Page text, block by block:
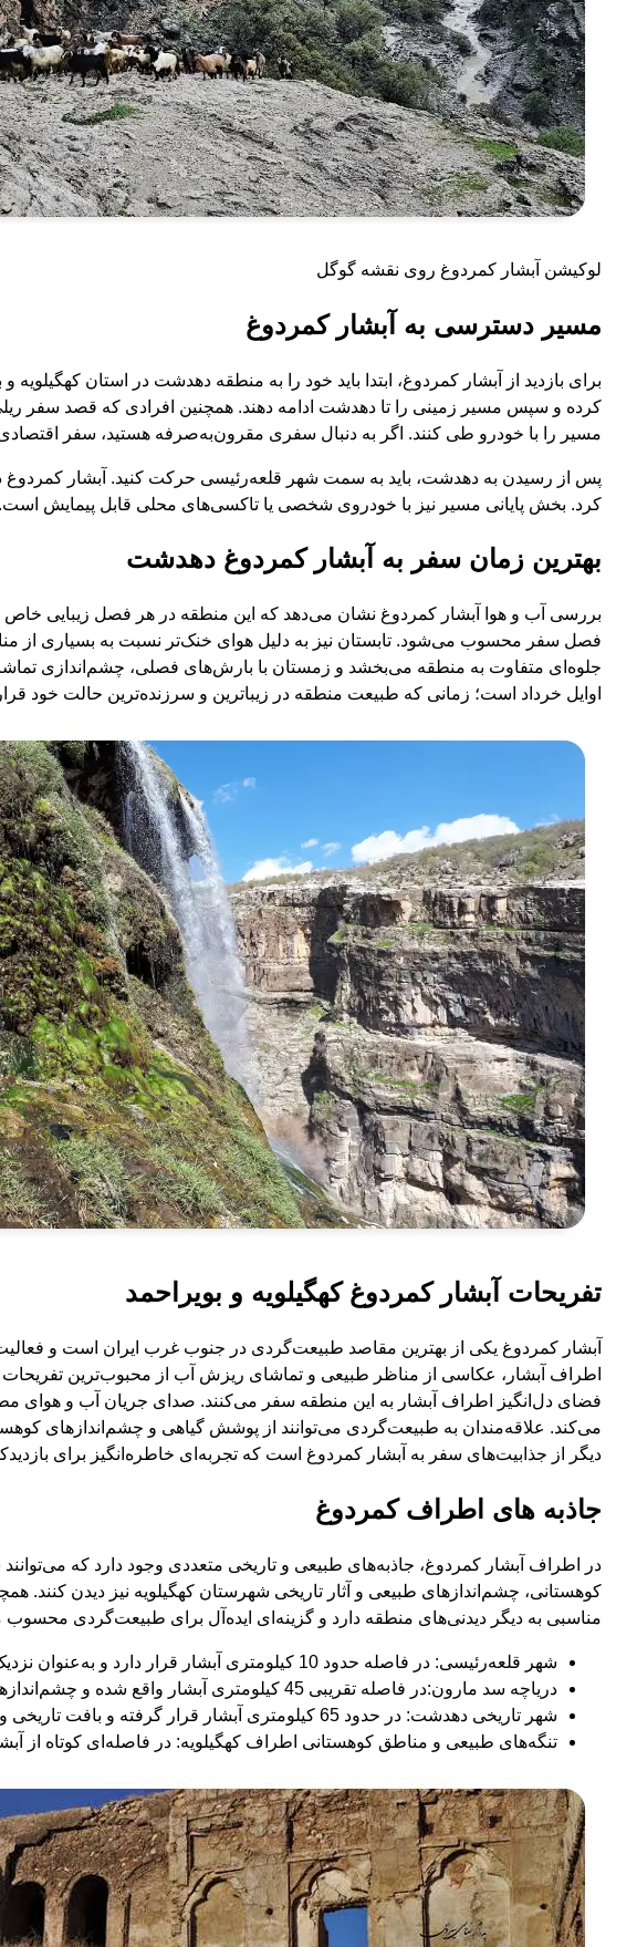
لوکیشن آبشار کمردوغ روی نقشه گوگل
مسیر دسترسی به آبشار کمردوغ
برای بازدید از آبشار کمردوغ، ابتدا باید خود را به منطقه دهدشت در استان کهگیلویه و
کرده و سپس مسیر زمینی را تا دهدشت ادامه دهند. همچنین افرادی که قصد سفر ریلی
مسیر را با خودرو طی کنند. اگر به دنبال سفری مقرون‌به‌صرفه هستید، سفر اقتصادی
پس از رسیدن به دهدشت، باید به سمت شهر قلعه‌رئیسی حرکت کنید. آبشار کمردوغ
کرد. بخش پایانی مسیر نیز با خودروی شخصی یا تاکسی‌های محلی قابل پیمایش است.
بهترین زمان سفر به آبشار کمردوغ دهدشت
بررسی آب و هوا آبشار کمردوغ نشان می‌دهد که این منطقه در هر فصل زیبایی
فصل سفر محسوب می‌شود. تابستان نیز به دلیل هوای خنک‌تر نسبت به بسیاری از
جلوه‌ای متفاوت به منطقه می‌بخشد و زمستان با بارش‌های فصلی، چشم‌اندازی
اوایل خرداد است؛ زمانی که طبیعت منطقه در زیباترین و سرزنده‌ترین حالت خود
تفریحات آبشار کمردوغ کهگیلویه و بویراحمد
آبشار کمردوغ یکی از بهترین مقاصد طبیعت‌گردی در جنوب غرب ایران است و
اطراف آبشار، عکاسی از مناظر طبیعی و تماشای ریزش آب از محبوب‌ترین
فضای دل‌انگیز اطراف آبشار به این منطقه سفر می‌کنند. صدای جریان آب و
می‌کند. علاقه‌مندان به طبیعت‌گردی می‌توانند از پوشش گیاهی و چشم‌اندازهای
دیگر از جذابیت‌های سفر به آبشار کمردوغ است که تجربه‌ای خاطره‌انگیز برای
جاذبه های اطراف کمردوغ
در اطراف آبشار کمردوغ، جاذبه‌های طبیعی و تاریخی متعددی وجود دارد که می‌توانند
کوهستانی، چشم‌اندازهای طبیعی و آثار تاریخی شهرستان کهگیلویه نیز دیدن
مناسبی به دیگر دیدنی‌های منطقه دارد و گزینه‌ای ایده‌آل برای طبیعت‌گردی
شهر قلعه‌رئیسی: در فاصله حدود 10 کیلومتری آبشار قرار دارد و به‌عنوان نزدیک‌ترین مرکز شهری منطقه شناخته می‌شود.
دریاچه سد مارون:در فاصله تقریبی 45 کیلومتری آبشار واقع شده و چشم‌اندازهای زیبایی برای گردش و عکاسی دارد.
شهر تاریخی دهدشت: در حدود 65 کیلومتری آبشار قرار گرفته و بافت تاریخی و آثار ارزشمند آن مورد توجه گردشگران است.
تنگه‌های طبیعی و مناطق کوهستانی اطراف کهگیلویه: در فاصله‌ای کوتاه از